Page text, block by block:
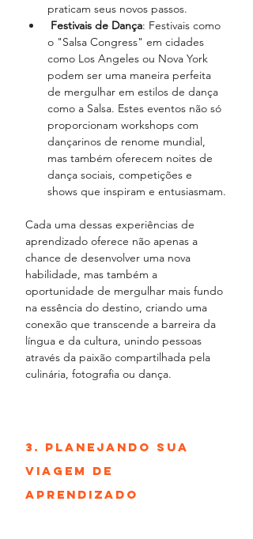
praticam seus novos passos.
Festivais de Dança: Festivais como
o "Salsa Congress" em cidades
como Los Angeles ou Nova York
podem ser uma maneira perfeita
de mergulhar em estilos de dança
como a Salsa. Estes eventos não só
proporcionam workshops com
dançarinos de renome mundial,
mas também oferecem noites de
dança sociais, competições e
shows que inspiram e entusiasmam.
Cada uma dessas experiências de
aprendizado oferece não apenas a
chance de desenvolver uma nova
habilidade, mas também a
oportunidade de mergulhar mais fundo
na essência do destino, criando uma
conexão que transcende a barreira da
língua e da cultura, unindo pessoas
através da paixão compartilhada pela
culinária, fotografia ou dança.
3. Planejando sua
Viagem de
Aprendizado